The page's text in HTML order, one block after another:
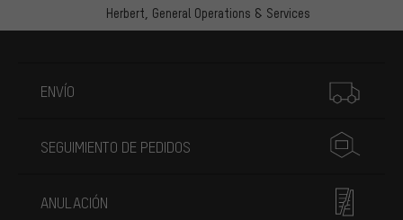
Herbert, General Operations & Services
ENVÍO
SEGUIMIENTO DE PEDIDOS
ANULACIÓN